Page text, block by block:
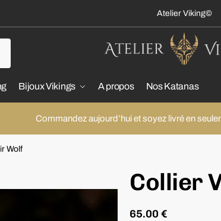
Atelier Viking©
Bijoux Vikings A propos Nos Katanas
Commandez aujourd’hui et soyez livré en
Wolf
Collier
65.00 €